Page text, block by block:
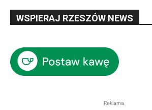
WSPIERAJ RZESZÓW NEWS
Reklama